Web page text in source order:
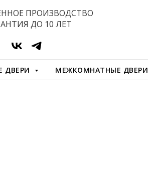
ПРОИЗВОДСТВО
ДО 10 ЛЕТ
ДВЕРИ МЕЖКОМНАТНЫЕ ДВЕРИ